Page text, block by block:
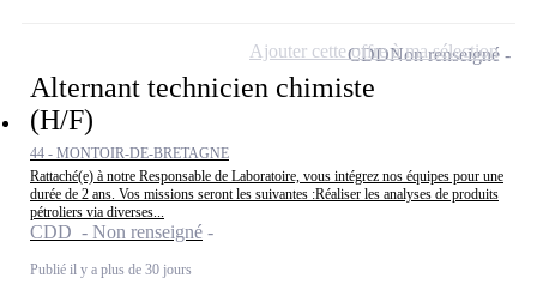
Alternant technicien chimiste
(H/F)
44 - MONTOIR-DE-BRETAGNE
Rattaché(e) à notre Responsable de Laboratoire, vous intégrez nos équipes pour une
durée de 2 ans. Vos missions seront les suivantes :Réaliser les analyses de produits
pétroliers via diverses...
CDD - Non renseigné
Publié il y a plus de 30 jours
CDDNon renseigné
Ajouter cette offre à ma sélection